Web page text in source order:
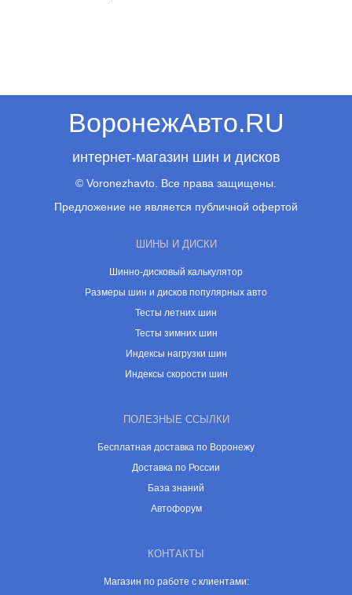
ВоронежАвто.RU
интернет-магазин шин и дисков
© Voronezhavto. Все права защищены.
Предложение не является публичной офертой
ШИНЫ И ДИСКИ
Шинно-дисковый калькулятор
Размеры шин и дисков популярных авто
Тесты летних шин
Тесты зимних шин
Индексы нагрузки шин
Индексы скорости шин
ПОЛЕЗНЫЕ ССЫЛКИ
Бесплатная доставка по Воронежу
Доставка по России
База знаний
Автофорум
КОНТАКТЫ
Магазин по работе с клиентами: